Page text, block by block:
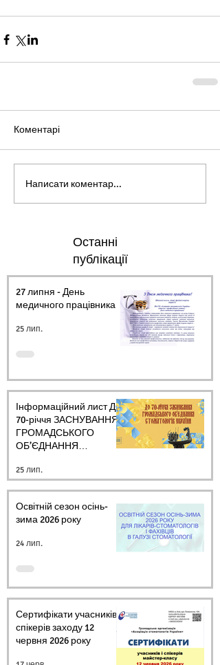
Коментарі
Написати коментар...
Останні
публікації
27 липня - День
медичного працівника.
25 лип.
Інформаційний лист ДО
70-річчя ЗАСНУВАННЯ
ГРОМАДСЬКОГО
ОБ’ЄДНАННЯ
УКРАЇНИ
25 лип.
Освітній сезон осінь-
зима 2026 року
24 лип.
Сертифікати учасників і
спікерів заходу 12
червня 2026 року